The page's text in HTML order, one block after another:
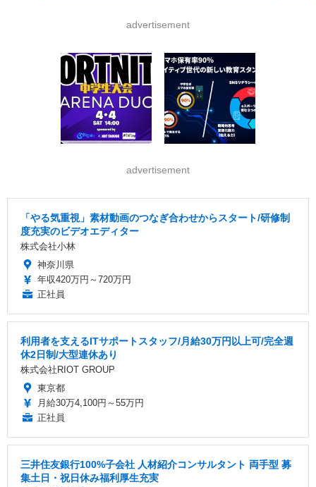
advertisement
advertisement
「やる気重視」素材動画のつなぎ合わせからスタート/研修制
度充実のビデオエディター
株式会社小林
神奈川県
年収420万円～720万円
正社員
利用者を支えるITサポートスタッフ/月給30万円以上可/完全週
休2日制/大型連休あり
株式会社RIOT GROUP
東京都
月給30万4,100円～55万円
正社員
三井住友銀行100%子会社 人材紹介コンサルタント 両手型 募
集土日・祝日休み福利厚生充実